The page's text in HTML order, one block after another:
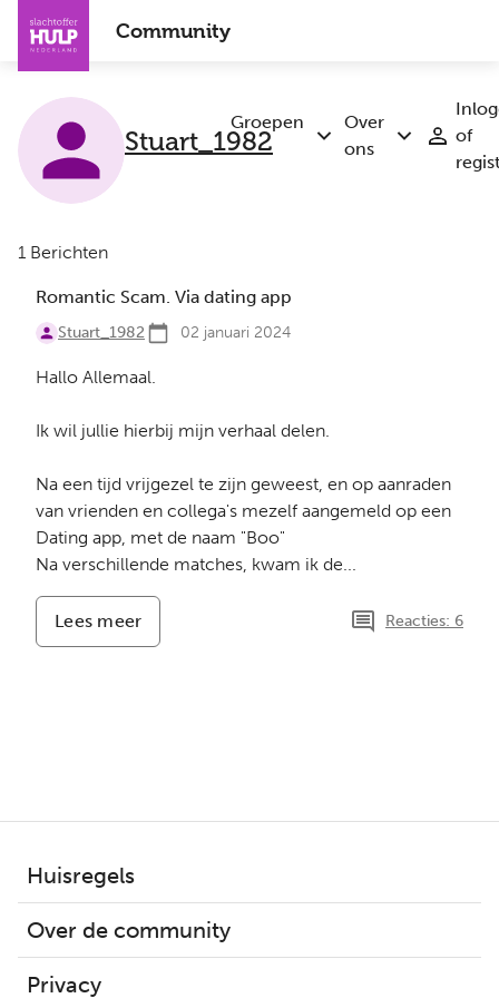
Overslaan
naar
inhoud
gaan
Community
Groepen
Submenu
Over
ons
Submenu
of
Stuart_1982
1 Berichten
Romantic Scam. Via dating app
Stuart_1982 02 januari 2024
Hallo Allemaal.
Ik wil jullie hierbij mijn verhaal delen.
Na een tijd vrijgezel te zijn geweest, en op aanraden
van vrienden en collega's mezelf aangemeld op een
Dating app, met de naam "Boo"
Na verschillende matches, kwam ik de...
Lees meer
Romantic
Reacties: 6
Huisregels
Over de community
Privacy